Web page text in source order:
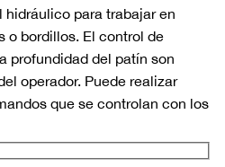
para trabajar en
o bordillos. El control de
profundidad del patín son
operador. Puede realizar
que se controlan con los